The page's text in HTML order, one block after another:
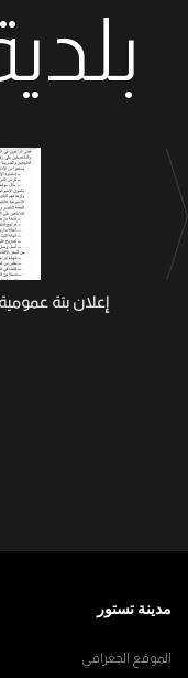
إعلان بتة عمومية
مدينة تستور
الموقع الجغرافي